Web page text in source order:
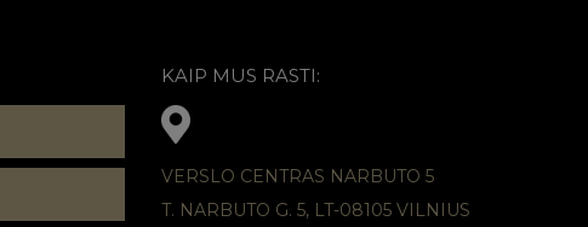
KAIP MUS RASTI:
VERSLO CENTRAS NARBUTO 5
T. NARBUTO G. 5, LT-08105 VILNIUS